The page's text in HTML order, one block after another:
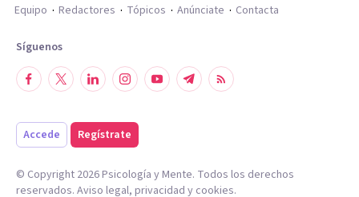
Equipo
Redactores Tópicos Anúnciate Contacta
Síguenos
Accede Regístrate
© Copyright 2026Psicología y Mente. Todos los derechos
reservados. Aviso legal, privacidad y cookies.